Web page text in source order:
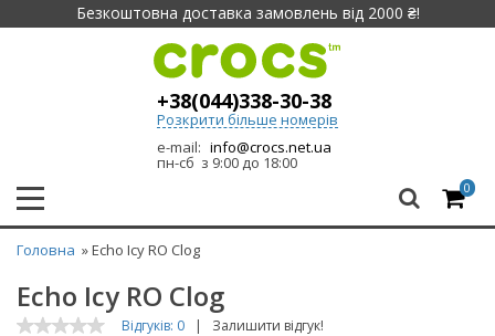
Безкоштовна доставка замовлень від 2000 ₴!
+38(044)338-30-38
Розкрити більше номерів
e-mail: info@crocs.net.ua
пн-сб з 9:00 до 18:00
0
Головна » Echo Icy RO Clog
Echo Icy RO Clog
Відгуків: 0 | Залишити відгук!